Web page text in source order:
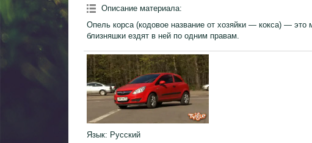
Описание материала:
Опель корса (кодовое название от хозяйки — кокса) —
близняшки ездят в ней по одним правам.
Язык: Русский